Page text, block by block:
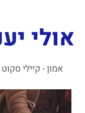
אולי
אמון - קיילי סקוט